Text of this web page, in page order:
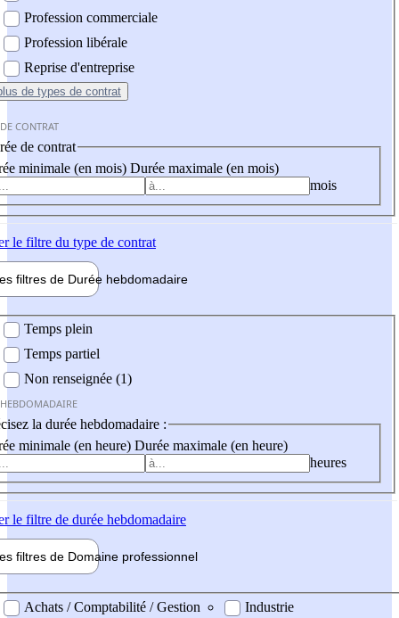
Profession commerciale
Profession libérale
Reprise d'entreprise
de types de contrat
CONTRAT
de contrat
minimale (en mois) Durée maximale (en mois)
mois
le filtre du type de contrat
filtres de Durée hebdomadaire
Temps plein
Temps partiel
Non renseignée (1)
la durée hebdomadaire :
minimale (en heure) Durée maximale (en heure)
heures
le filtre de durée hebdomadaire
filtres de Domaine professionnel
professionel
Achats / Comptabilité / Gestion
Industrie